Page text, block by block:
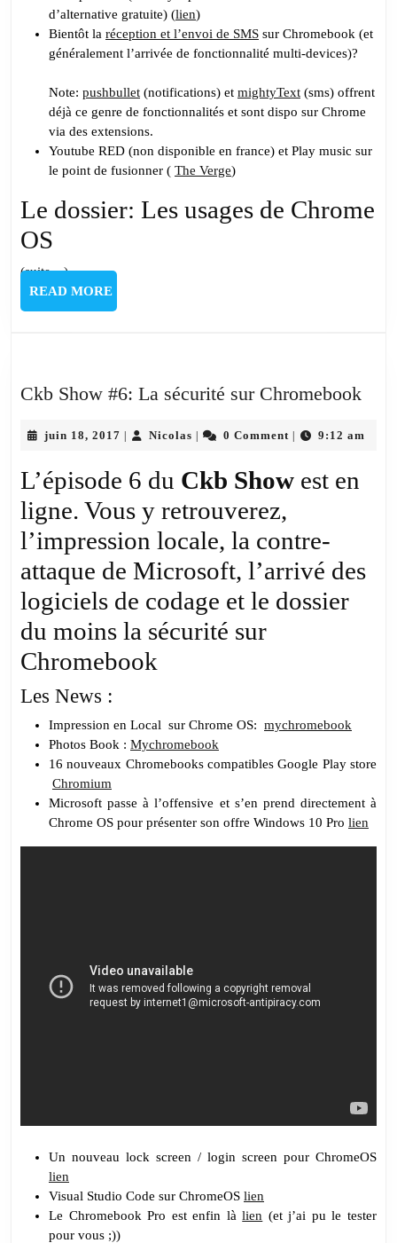
d’alternative gratuite) (lien)
Bientôt la réception et l’envoi de SMS sur Chromebook (et
généralement l’arrivée de fonctionnalité multi-devices)?
Note: pushbullet (notifications) et mightyText (sms) offrent
déjà ce genre de fonctionnalités et sont dispo sur Chrome
via des extensions.
Youtube RED (non disponible en france) et Play music sur
le point de fusionner ( The Verge)
Le dossier: Les usages de Chrome
OS
(suite…)
READ MOREREAD
MORE
Ckb Show #6: La sécurité sur ChromebookCkb
#6:
juin 18, 2017 juin
| NicolasNicolas
| 0 Comment | 9:12 am
L’épisode 6 du Ckb Show est en
ligne. Vous y retrouverez,
l’impression locale, la contre-
attaque de Microsoft, l’arrivé des
logiciels de codage et le dossier
du moins la sécurité sur
Chromebook
Les News :
Impression en Local sur Chrome OS: mychromebook
Photos Book : Mychromebook
16 nouveaux Chromebooks compatibles Google Play store
Chromium
Microsoft passe à l’offensive et s’en prend directement à
Chrome OS pour présenter son offre Windows 10 Pro lien
Un nouveau lock screen / login screen pour ChromeOS
lien
Visual Studio Code sur ChromeOS lien
Le Chromebook Pro est enfin làlien (et j’ai pu le tester
pour vous ;))